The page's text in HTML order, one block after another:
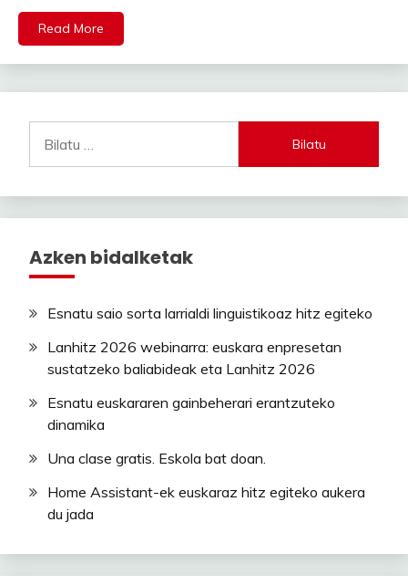
Read More
Azken bidalketak
Esnatu saio sorta larrialdi linguistikoaz hitz egiteko
Lanhitz 2026 webinarra: euskara enpresetan
sustatzeko baliabideak eta Lanhitz 2026
Esnatu euskararen gainbeherari erantzuteko
dinamika
Una clase gratis. Eskola bat doan.
Home Assistant-ek euskaraz hitz egiteko aukera
du jada